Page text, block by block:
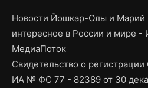
Новости Йошкар-Олы и Марий
интересное в России и мире -
МедиаПоток
Свидетельство о
ИА № ФС 77 - 82389 от 30